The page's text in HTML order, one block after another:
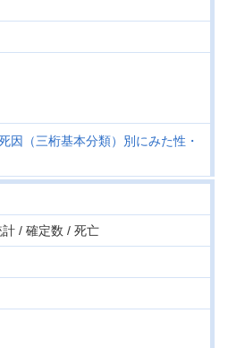
因（三桁基本分類）別にみた性・
/ 確定数 / 死亡